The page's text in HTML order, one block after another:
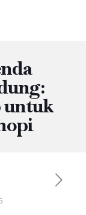
untuk